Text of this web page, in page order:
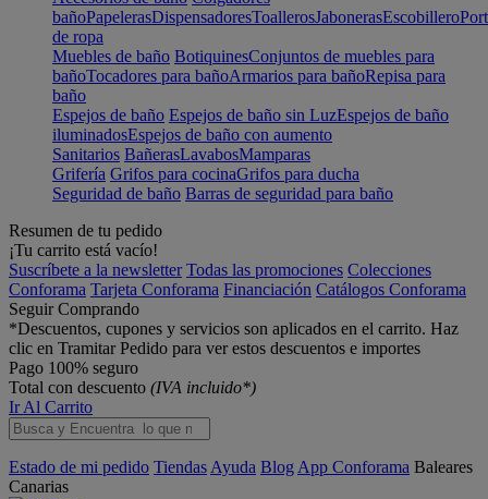
bañoPapelerasDispensadoresToallerosJabonerasEscobillero
de ropa
Muebles de baño BotiquinesConjuntos de muebles para
bañoTocadores para bañoArmarios para bañoRepisa para
baño
Espejos de baño Espejos de baño sin LuzEspejos de baño
iluminadosEspejos de baño con aumento
Sanitarios BañerasLavabosMamparas
Grifería Grifos para cocinaGrifos para ducha
Seguridad de baño Barras de seguridad para baño
Resumen de tu pedido
¡Tu carrito está vacío!
Suscríbete a la newsletter Todas las promociones Colecciones
Conforama Tarjeta Conforama Financiación Catálogos Conforama
Seguir Comprando
*Descuentos, cupones y servicios son aplicados en el carrito. Haz
clic en Tramitar Pedido para ver estos descuentos e importes
Pago 100% seguro
Total con descuento (IVA incluido*)
Ir Al Carrito
Estado de mi pedido Tiendas Ayuda Blog App Conforama Baleares
Canarias